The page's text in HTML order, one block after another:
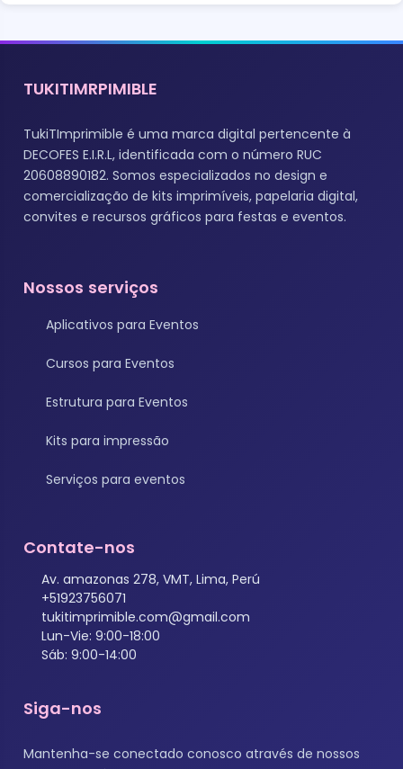
TUKITIMRPIMIBLE
TukiTImprimible é uma marca digital pertencente à
DECOFES E.I.R.L, identificada com o número RUC
20608890182. Somos especializados no design e
comercialização de kits imprimíveis, papelaria digital,
convites e recursos gráficos para festas e eventos.
Nossos serviços
Aplicativos para Eventos
Cursos para Eventos
Estrutura para Eventos
Kits para impressão
Serviços para eventos
Contate-nos
Av. amazonas 278, VMT, Lima, Perú
+51923756071
tukitimprimible.com@gmail.com
Lun-Vie: 9:00-18:00
Sáb: 9:00-14:00
Siga-nos
Mantenha-se conectado conosco através de nossos